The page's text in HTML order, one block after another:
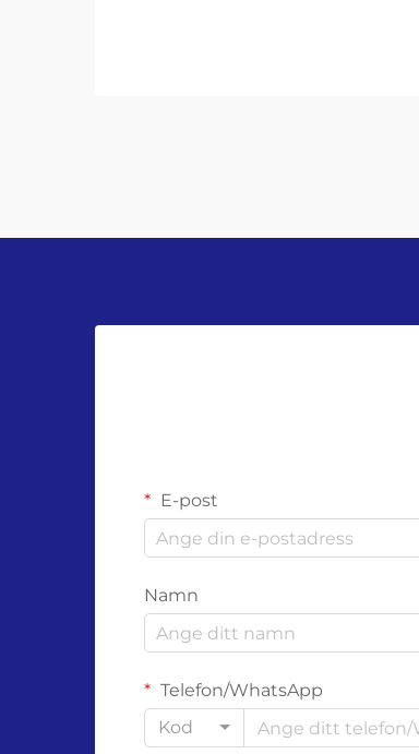
E-post
Namn
Telefon/WhatsApp
Kod